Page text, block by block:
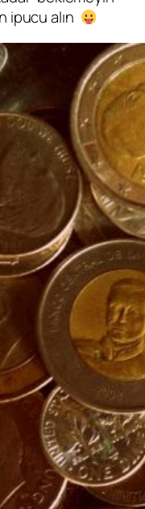
ipucu alın